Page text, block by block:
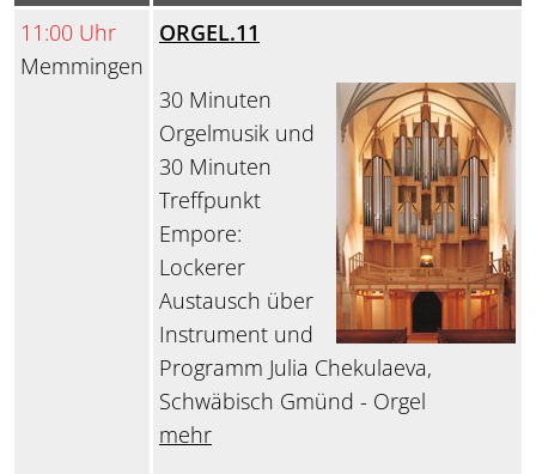
11:00 Uhr
Memmingen
ORGEL.11
30 Minuten
Orgelmusik und
30 Minuten
Treffpunkt
Empore:
Lockerer
Austausch über
Instrument und
Programm Julia Chekulaeva,
Schwäbisch Gmünd - Orgel
mehr